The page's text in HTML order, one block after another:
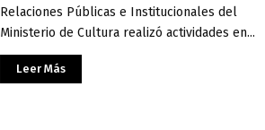
Relaciones Públicas e Institucionales del
Ministerio de Cultura realizó actividades en...
Leer Más